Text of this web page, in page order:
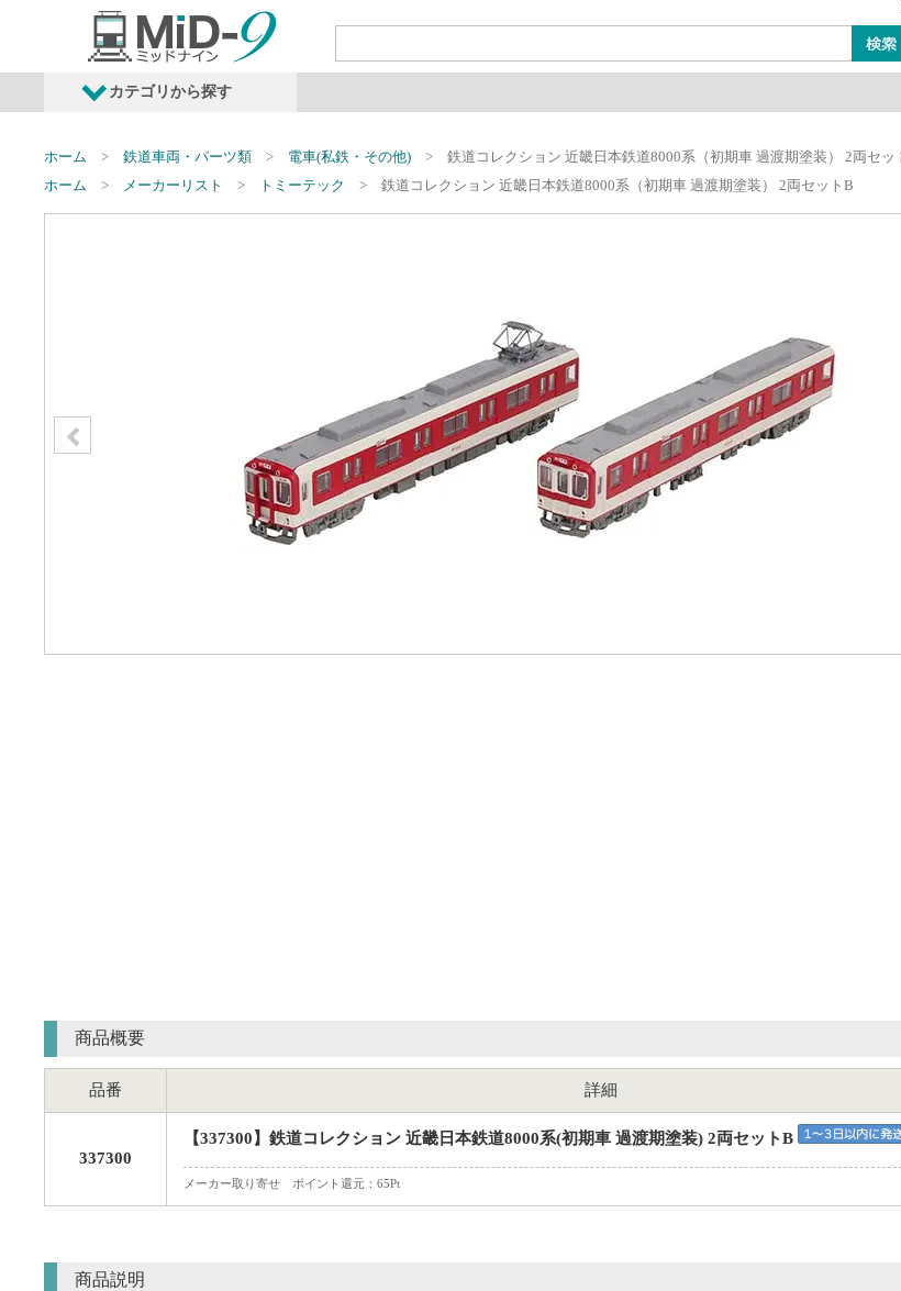
カテゴリから探す
発売予定商品 鉄道車両・オプション レイアウト・ジオラマ類 工具・塗料・
ホーム 鉄道車両・パーツ類 電車(私鉄・その他)
鉄道コレクション 近畿日本鉄道8000系（初期車 過渡期塗装） 2両セッ
ホーム
メーカーリスト トミーテック 鉄道コレクション 近畿日本鉄道8000系（初期車 過渡期塗装） 2両セットB
商品概要
品番 詳細
337300
【337300】鉄道コレクション 近畿日本鉄道8000系(初期車 過渡期塗装) 2両セットB
メーカー取り寄せ ポイント還元：65Pt
商品説明